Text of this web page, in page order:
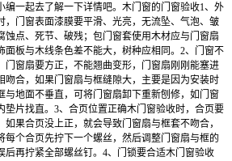
编一起去了解一下详情吧。木门窗的门窗验收1、外
，门窗表面漆膜要平滑、光亮，无流坠、气泡、皱
蚀点、死节、破残；包门窗套使用木材应与门窗扇
面板与木线条色差不能大，树种应相同。2、门窗不
门窗扇要方正，不能翘曲变形，门窗扇刚刚能塞进
吻合，如果门窗扇与框缝隙大，主要是因为安装时
与地面不垂直，可将门窗扇卸下重新刨修，如门窗
垫片找直。3、合页位置正确木门窗验收时，合页要
如果合页没上正，就会导致门窗扇与框套不吻合，
每个合页先拧下一个螺丝，然后调整门窗扇与框的
后再拧紧全部螺丝钉。4、门锁要合适木门窗验收